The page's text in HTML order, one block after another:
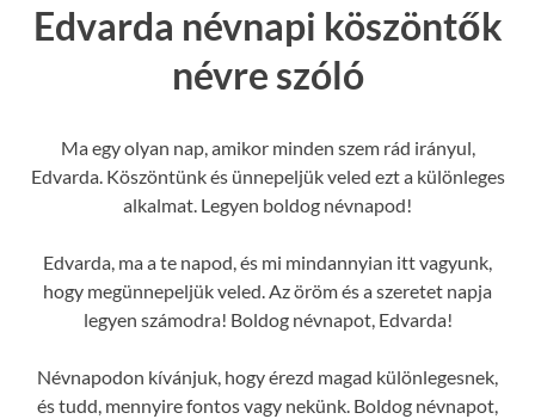
Edvarda névnapi köszöntők
névre szóló
Ma egy olyan nap, amikor minden szem rád irányul,
Edvarda. Köszöntünk és ünnepeljük veled ezt a különleges
alkalmat. Legyen boldog névnapod!
Edvarda, ma a te napod, és mi mindannyian itt vagyunk,
hogy megünnepeljük veled. Az öröm és a szeretet napja
legyen számodra! Boldog névnapot, Edvarda!
Névnapodon kívánjuk, hogy érezd magad különlegesnek,
és tudd, mennyire fontos vagy nekünk. Boldog névnapot,